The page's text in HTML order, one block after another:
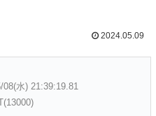
2024.05.09
08(水) 21:39:19.81